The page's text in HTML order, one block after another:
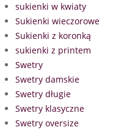
sukienki w kwiaty
Sukienki wieczorowe
Sukienki z koronką
sukienki z printem
Swetry
Swetry damskie
Swetry długie
Swetry klasyczne
Swetry oversize